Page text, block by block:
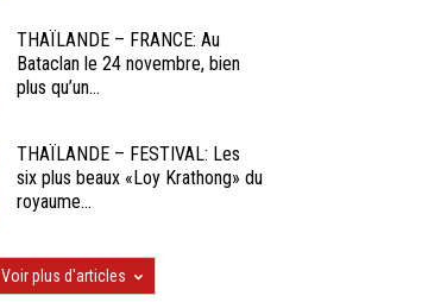
THAÏLANDE – FRANCE: Au
Bataclan le 24 novembre, bien
plus qu’un...
THAÏLANDE – FESTIVAL: Les
six plus beaux «Loy Krathong» du
royaume...
Voir plus d'articles